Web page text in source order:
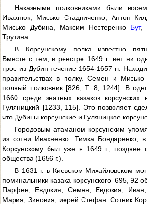
Наказными полковниками были
Ивахнюк, Мисько Стадниченко, Антон
Мисько Дубина, Максим Нестеренко Бут,
Трутина.
В Корсунскому полка известно
Вместе с тем, в реестре 1649 г. нет ни
трое из Дубин течение 1654-1657 гг.
правительствах в полку. Семен и
полный полковник [826, Т. 8, 1244]. В
1660 среди знатных казаков корсунских
Гуляницкий [1233, 115]. Это позволяет
что Дубины корсунские и Гуляницкое
Городовым атаманом корсунским
из сотни Ивахненко. Тимка Бондаренко,
Корсунскому был уже в 1649 г., позднее
общества (1656 г.).
В 1631 г. в Киевском Михайловском
поминальники казака корсунского [695, 92
Парфен, Евдокия, Семен, Евдокия,
Мария, Зиновия, иерей Стефан. Сотник